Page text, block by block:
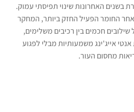
בשנים האחרונות שינוי תפיסתי עמוק.
החומר הפעיל החזק ביותר, המחקר
חכמים בין רכיבים משלימים,
אייג'ינג משמעותיות מבלי לפגוע
מחסום העור.